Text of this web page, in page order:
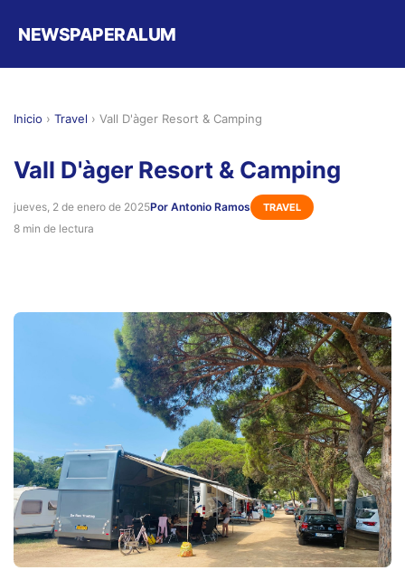
NEWSPAPERALUM
Inicio › Travel › Vall D'àger Resort & Camping
Vall D'àger Resort & Camping
jueves, 2 de enero de 2025Por Antonio Ramos TRAVEL
8 min de lectura